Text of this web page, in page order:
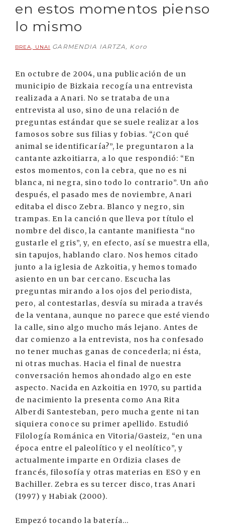
en estos momentos pienso
lo mismo
BREA, UNAI GARMENDIA IARTZA, Koro
En octubre de 2004, una publicación de un
municipio de Bizkaia recogía una entrevista
realizada a Anari. No se trataba de una
entrevista al uso, sino de una relación de
preguntas estándar que se suele realizar a los
famosos sobre sus filias y fobias. “¿Con qué
animal se identificaría?”, le preguntaron a la
cantante azkoitiarra, a lo que respondió: “En
estos momentos, con la cebra, que no es ni
blanca, ni negra, sino todo lo contrario”. Un año
después, el pasado mes de noviembre, Anari
editaba el disco Zebra. Blanco y negro, sin
trampas. En la canción que lleva por título el
nombre del disco, la cantante manifiesta “no
gustarle el gris”, y, en efecto, así se muestra ella,
sin tapujos, hablando claro. Nos hemos citado
junto a la iglesia de Azkoitia, y hemos tomado
asiento en un bar cercano. Escucha las
preguntas mirando a los ojos del periodista,
pero, al contestarlas, desvía su mirada a través
de la ventana, aunque no parece que esté viendo
la calle, sino algo mucho más lejano. Antes de
dar comienzo a la entrevista, nos ha confesado
no tener muchas ganas de concederla; ni ésta,
ni otras muchas. Hacia el final de nuestra
conversación hemos ahondado algo en este
aspecto. Nacida en Azkoitia en 1970, su partida
de nacimiento la presenta como Ana Rita
Alberdi Santesteban, pero mucha gente ni tan
siquiera conoce su primer apellido. Estudió
Filología Románica en Vitoria/Gasteiz, “en una
época entre el paleolítico y el neolítico”, y
actualmente imparte en Ordizia clases de
francés, filosofía y otras materias en ESO y en
Bachiller. Zebra es su tercer disco, tras Anari
(1997) y Habiak (2000).
Empezó tocando la batería...